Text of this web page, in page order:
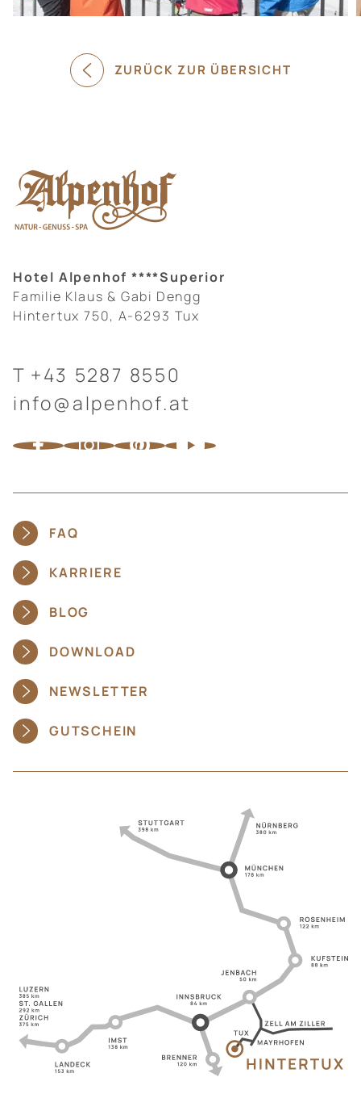
ZURÜCK ZUR ÜBERSICHT
Hotel Alpenhof ****Superior
Familie Klaus & Gabi Dengg
Hintertux 750, A-6293 Tux
T +43 5287 8550
info@alpenhof.at
FAQ
KARRIERE
BLOG
DOWNLOAD
NEWSLETTER
GUTSCHEIN